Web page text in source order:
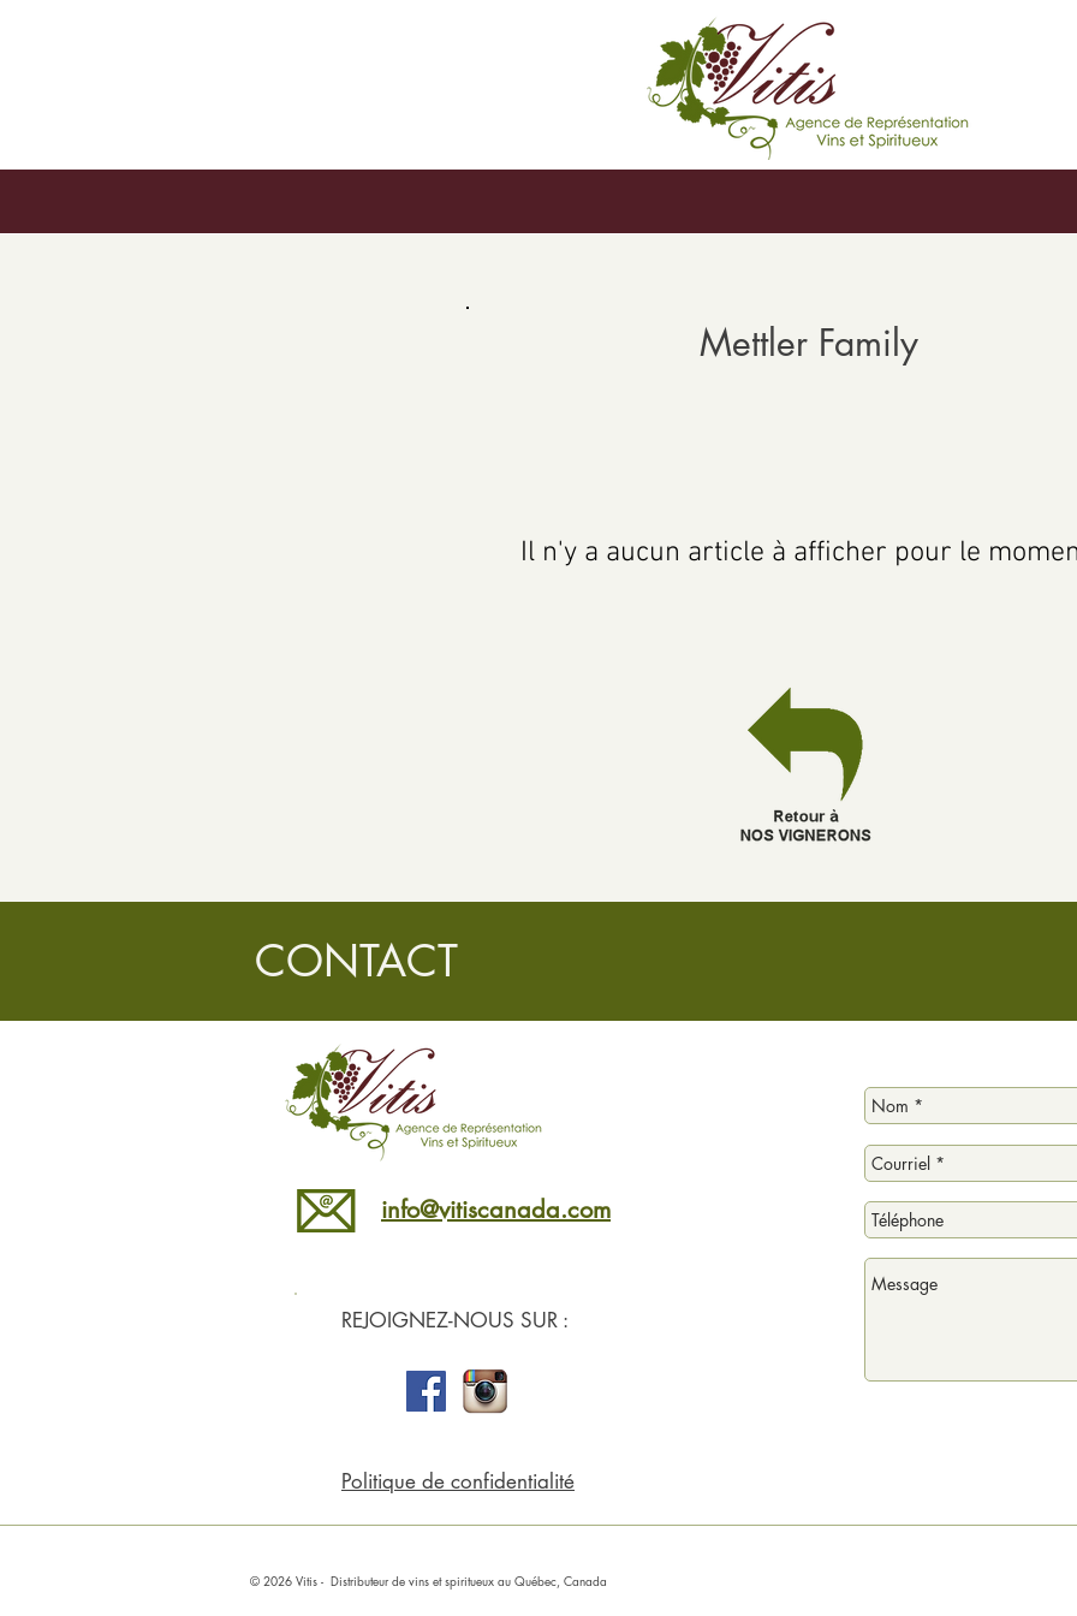
Mettler Family
Il n'y a aucun article à afficher pour le
CONTACT
info@vitiscanada.com
REJOIGNEZ-NOUS SUR :
Politique de confidentialité
© 2026 Vitis - Distributeur de vins et spiritueux au Québec, Canada